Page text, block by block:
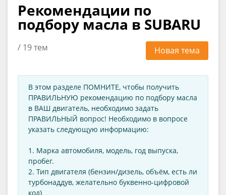
Рекомендации по
подбору масла в SUBARU
/ 19 тем Новая тема
В этом разделе ПОМНИТЕ, чтобы получить
ПРАВИЛЬНУЮ рекомендацию по подбору масла
в ВАШ двигатель, необходимо задать
ПРАВИЛЬНЫЙ вопрос! Необходимо в вопросе
указать следующую информацию:
1. Марка автомобиля, модель, год выпуска,
пробег.
2. Тип двигателя (бензин/дизель, объём, есть ли
турбонаддув, желательно буквенно-цифровой
код)